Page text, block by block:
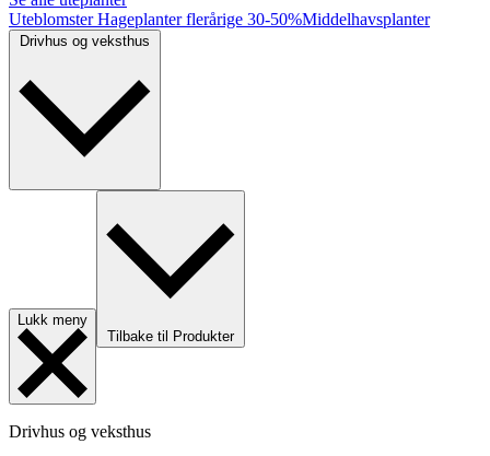
UteblomsterHageplanter flerårige 30-50%Middelhavsplanter
Lukk meny
Tilbake til Produkter
Drivhus og veksthus